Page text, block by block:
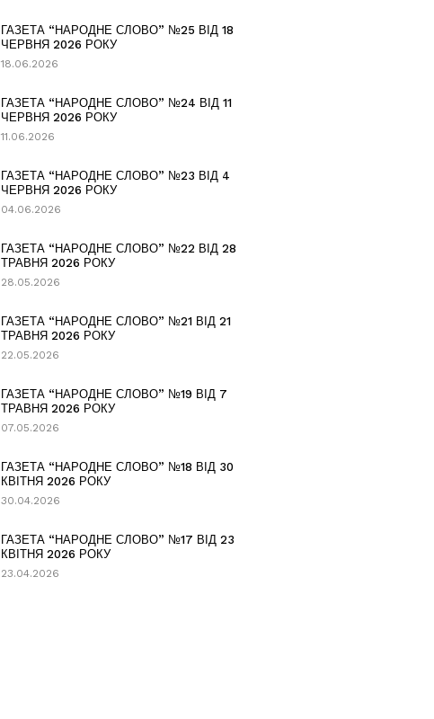
ГАЗЕТА “НАРОДНЕ СЛОВО” №25 ВІД 18
ЧЕРВНЯ 2026 РОКУ
18.06.2026
ГАЗЕТА “НАРОДНЕ СЛОВО” №24 ВІД 11
ЧЕРВНЯ 2026 РОКУ
11.06.2026
ГАЗЕТА “НАРОДНЕ СЛОВО” №23 ВІД 4
ЧЕРВНЯ 2026 РОКУ
04.06.2026
ГАЗЕТА “НАРОДНЕ СЛОВО” №22 ВІД 28
ТРАВНЯ 2026 РОКУ
28.05.2026
ГАЗЕТА “НАРОДНЕ СЛОВО” №21 ВІД 21
ТРАВНЯ 2026 РОКУ
22.05.2026
ГАЗЕТА “НАРОДНЕ СЛОВО” №19 ВІД 7
ТРАВНЯ 2026 РОКУ
07.05.2026
ГАЗЕТА “НАРОДНЕ СЛОВО” №18 ВІД 30
КВІТНЯ 2026 РОКУ
30.04.2026
ГАЗЕТА “НАРОДНЕ СЛОВО” №17 ВІД 23
КВІТНЯ 2026 РОКУ
23.04.2026